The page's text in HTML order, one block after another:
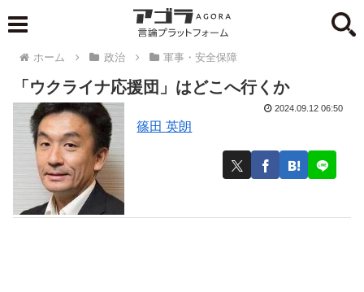
ホーム 政治 軍事・安全保障
「ウクライナ応援団」はどこへ行くか
篠田 英朗
2024.09.12 06:50